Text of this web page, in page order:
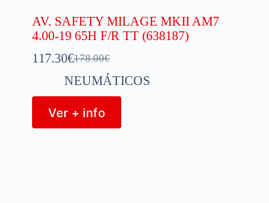
AV. SAFETY MILAGE MKII AM7
4.00-19 65H F/R TT (638187)
178.00€
117.30€
NEUMÁTICOS
Ver + info